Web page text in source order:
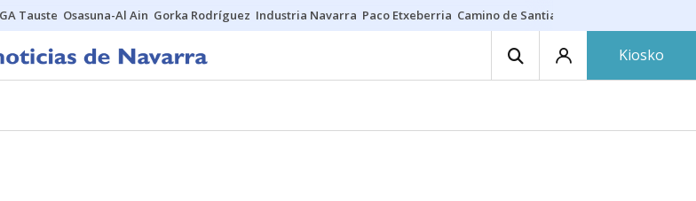
Tauste Osasuna-Al Ain Gorka Rodríguez Industria Navarra Paco Etxeberria Camino de Santiago
Kiosko